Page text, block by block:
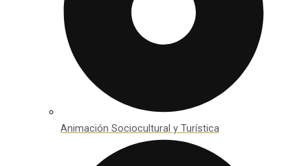
Animación Sociocultural y Turística